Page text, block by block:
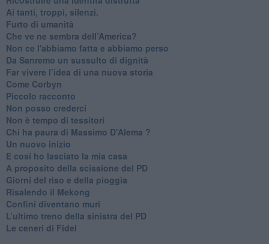
Ai tanti, troppi, silenzi.
​Furto di umanità
​Che ve ne sembra dell’America?
Non ce l'abbiamo fatta e abbiamo perso
​Da Sanremo un sussulto di dignità
Far vivere l’idea di una nuova storia
Come Corbyn
Piccolo racconto
Non posso crederci
Non è tempo di tessitori
Chi ha paura di Massimo D'Alema ?
Un nuovo inizio
​E cosi ho lasciato la mia casa
A proposito della scissione del PD
​Giorni del riso e della pioggia
Risalendo il Mekong
Confini diventano muri
L’ultimo treno della sinistra del PD
Le ceneri di Fidel